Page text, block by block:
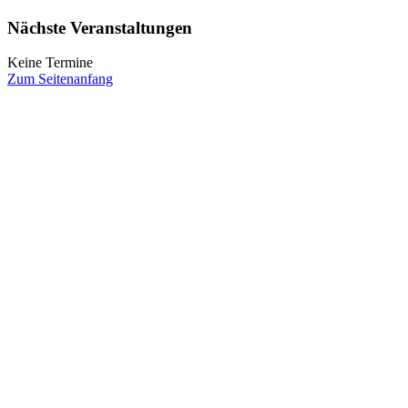
Nächste Veranstaltungen
Keine Termine
Zum Seitenanfang